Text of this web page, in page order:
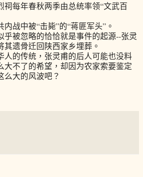
祠每年春秋两季由总统率领“文武百
战中被“击毙”的“蒋匪军头”。
乎被忽略的恰恰就是事件的起源--张灵
其遗骨迁回陕西家乡埋葬。
人的传统，张灵甫的后人可能也没料
大不了的希望，却因为农家索要鉴定
么大的风波吧？